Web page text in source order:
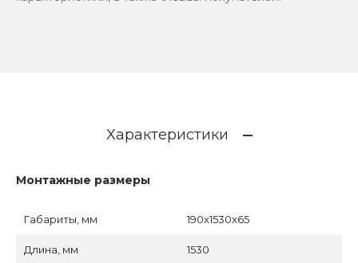
Характеристики
Монтажные размеры
Габариты, мм 190x1530x65
Длина, мм 1530